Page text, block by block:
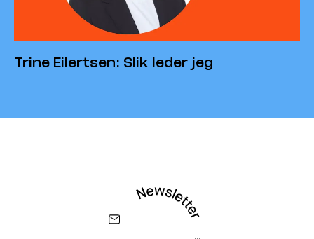
Trine Eilertsen: Slik leder jeg